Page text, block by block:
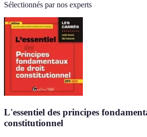
Sélectionnés par nos experts
L'essentiel des principes
constitutionnel